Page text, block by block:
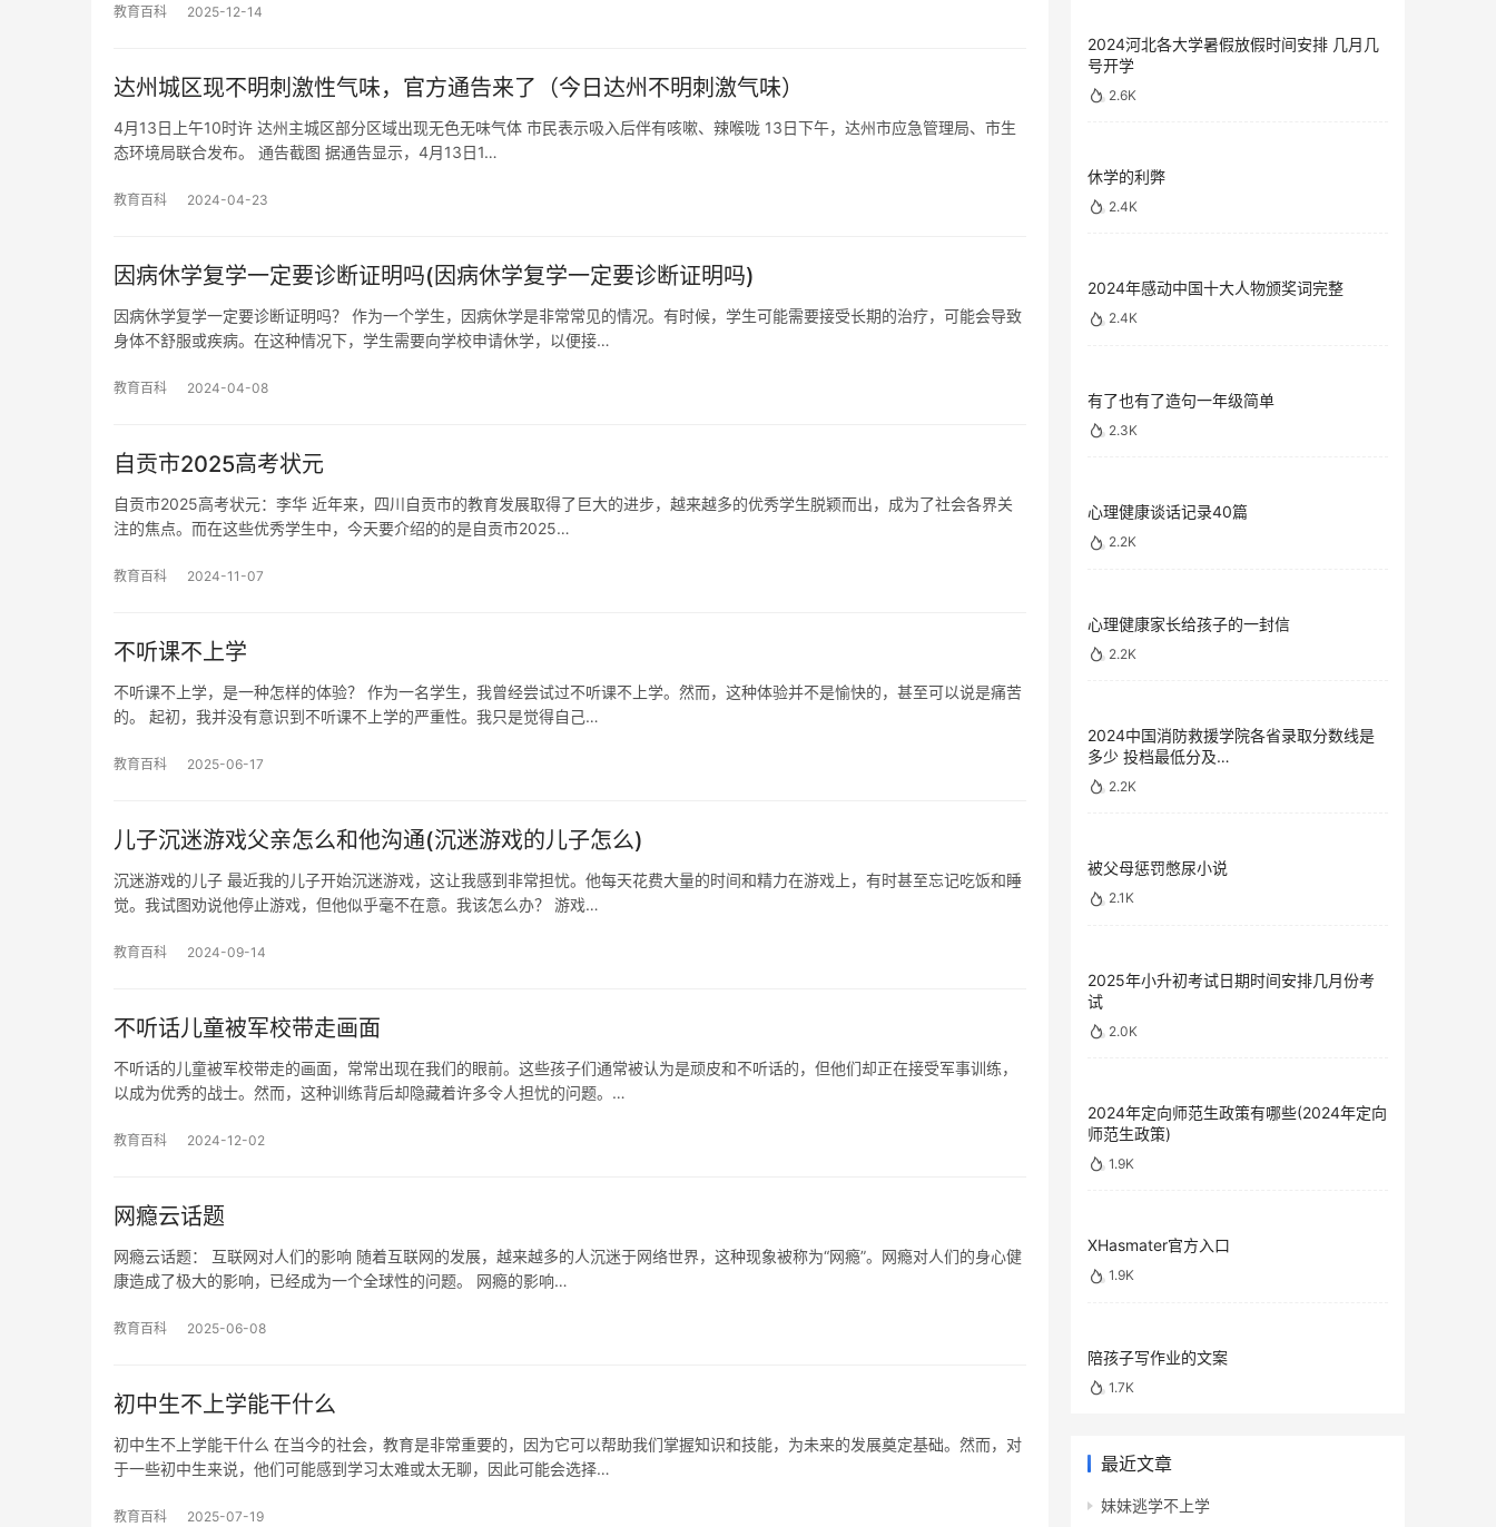
教育百科 2025-12-14
达州城区现不明刺激性气味，官方通告来了（今日达州不明刺激气味）
4月13日上午10时许 达州主城区部分区域出现无色无味气体 市民表示吸入后伴有咳嗽、辣喉咙 13日下午，达州市应急管理局、市生
态环境局联合发布。 通告截图 据通告显示，4月13日1…
教育百科 2024-04-23
因病休学复学一定要诊断证明吗(因病休学复学一定要诊断证明吗)
因病休学复学一定要诊断证明吗？ 作为一个学生，因病休学是非常常见的情况。有时候，学生可能需要接受长期的治疗，可能会导致
身体不舒服或疾病。在这种情况下，学生需要向学校申请休学，以便接…
教育百科 2024-04-08
自贡市2025高考状元
自贡市2025高考状元：李华 近年来，四川自贡市的教育发展取得了巨大的进步，越来越多的优秀学生脱颖而出，成为了社会各界关
注的焦点。而在这些优秀学生中，今天要介绍的的是自贡市2025…
教育百科 2024-11-07
不听课不上学
不听课不上学，是一种怎样的体验？ 作为一名学生，我曾经尝试过不听课不上学。然而，这种体验并不是愉快的，甚至可以说是痛苦
的。 起初，我并没有意识到不听课不上学的严重性。我只是觉得自己…
教育百科 2025-06-17
儿子沉迷游戏父亲怎么和他沟通(沉迷游戏的儿子怎么)
沉迷游戏的儿子 最近我的儿子开始沉迷游戏，这让我感到非常担忧。他每天花费大量的时间和精力在游戏上，有时甚至忘记吃饭和睡
觉。我试图劝说他停止游戏，但他似乎毫不在意。我该怎么办？ 游戏…
教育百科 2024-09-14
不听话儿童被军校带走画面
不听话的儿童被军校带走的画面，常常出现在我们的眼前。这些孩子们通常被认为是顽皮和不听话的，但他们却正在接受军事训练，
以成为优秀的战士。然而，这种训练背后却隐藏着许多令人担忧的问题。…
教育百科 2024-12-02
网瘾云话题
网瘾云话题： 互联网对人们的影响 随着互联网的发展，越来越多的人沉迷于网络世界，这种现象被称为“网瘾”。网瘾对人们的身心健
康造成了极大的影响，已经成为一个全球性的问题。 网瘾的影响…
教育百科 2025-06-08
初中生不上学能干什么
初中生不上学能干什么 在当今的社会，教育是非常重要的，因为它可以帮助我们掌握知识和技能，为未来的发展奠定基础。然而，对
于一些初中生来说，他们可能感到学习太难或太无聊，因此可能会选择…
教育百科 2025-07-19
2024河北各大学暑假放假时间安排 几月几
号开学
2.6K
休学的利弊
2.4K
2024年感动中国十大人物颁奖词完整
2.4K
有了也有了造句一年级简单
2.3K
心理健康谈话记录40篇
2.2K
心理健康家长给孩子的一封信
2.2K
2024中国消防救援学院各省录取分数线是
多少 投档最低分及…
2.2K
被父母惩罚憋尿小说
2.1K
2025年小升初考试日期时间安排几月份考
试
2.0K
2024年定向师范生政策有哪些(2024年定向
师范生政策)
1.9K
XHasmater官方入口
1.9K
陪孩子写作业的文案
1.7K
最近文章
妹妹逃学不上学